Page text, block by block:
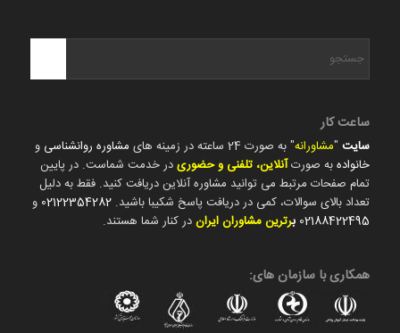
ساعت کار
سایت"مشاورانه" به صورت 24 ساعته در زمینه های مشاوره روانشناسی و
خانوادهبه صورتآنلاین، تلفنی و حضوریدر خدمت شماست. در پایین
تمام صفحات مرتبط می توانید مشاوره آنلاین دریافت کنید. فقط به دلیل
تعداد بالای سوالات، کمی در دریافت پاسخ شکیبا باشید. 02122354282 و
02188422495 برترین مشاوران ایراندر کنار شما هستند.
همکاری با سازمان های: